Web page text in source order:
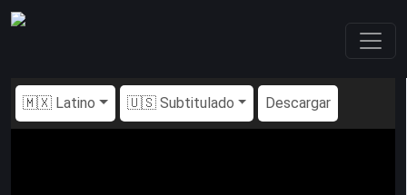
🇲🇽 Latino 🇺🇸 Subtitulado Descargar